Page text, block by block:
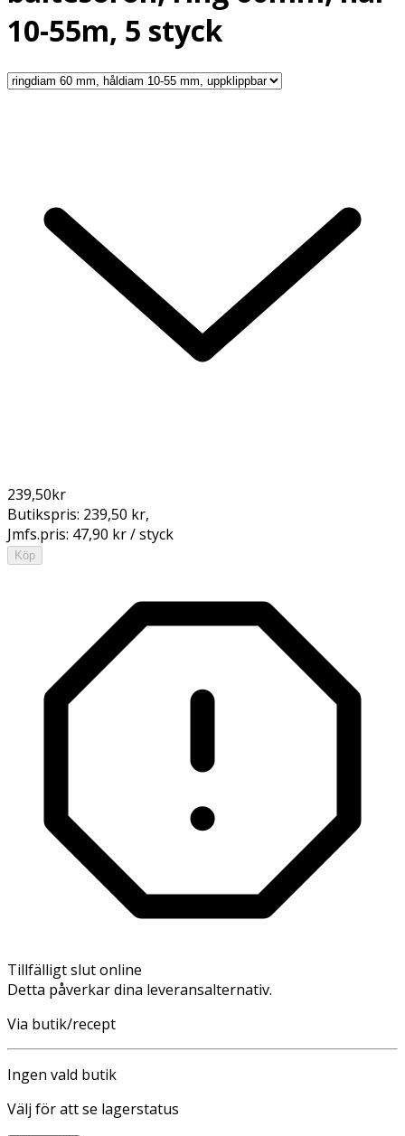
10-55m, 5 styck
239,50kr
Butikspris: 239,50 kr,
Jmfs.pris: 47,90 kr / styck
Köp
Tillfälligt slut online
Detta påverkar dina leveransalternativ.
Via butik/recept
Ingen vald butik
Välj för att se lagerstatus